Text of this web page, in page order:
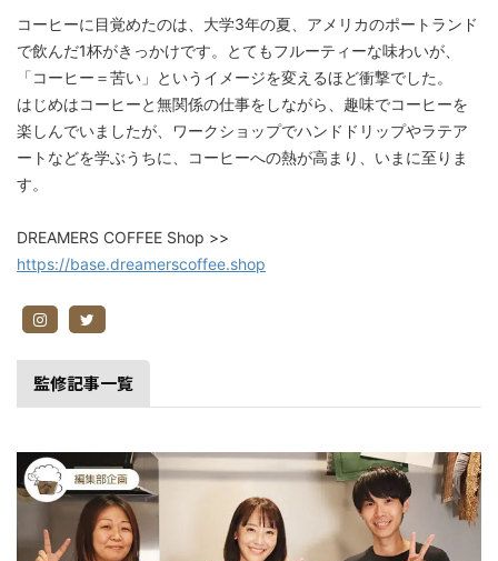
コーヒーに目覚めたのは、大学3年の夏、アメリカのポートランド
で飲んだ1杯がきっかけです。とてもフルーティーな味わいが、
「コーヒー＝苦い」というイメージを変えるほど衝撃でした。
はじめはコーヒーと無関係の仕事をしながら、趣味でコーヒーを
楽しんでいましたが、ワークショップでハンドドリップやラテア
ートなどを学ぶうちに、コーヒーへの熱が高まり、いまに至りま
す。
DREAMERS COFFEE Shop >>
https://base.dreamerscoffee.shop
監修記事一覧